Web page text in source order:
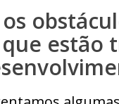
estão